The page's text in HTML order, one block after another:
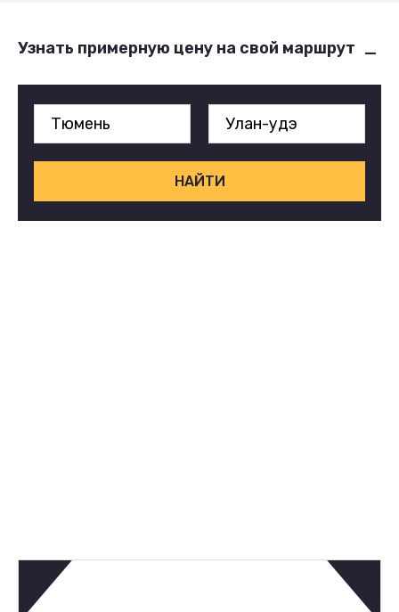
Узнать примерную цену на свой маршрут
НАЙТИ